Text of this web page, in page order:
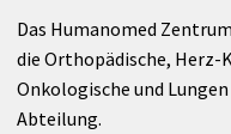
Das Humanomed
die Orthopädische, Herz-
Onkologische und
Abteilung.